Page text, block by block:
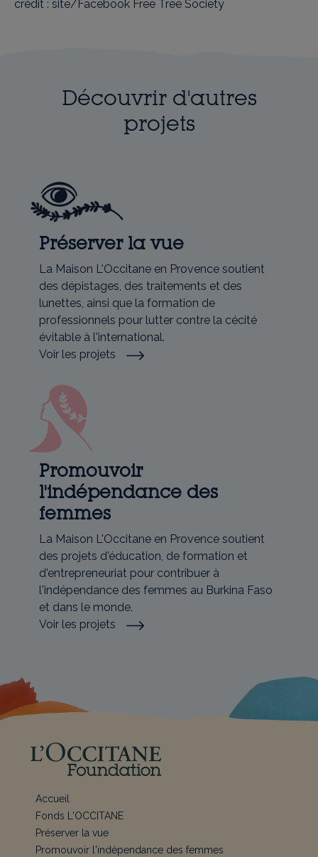
crédit : site/Facebook Free Tree Society
Découvrir d'autres
projets
Préserver la vue
La Maison L'Occitane en Provence soutient
des dépistages, des traitements et des
lunettes, ainsi que la formation de
professionnels pour lutter contre la cécité
évitable à l'international.
Voir les projets
Promouvoir
l'indépendance des
femmes
La Maison L'Occitane en Provence soutient
des projets d'éducation, de formation et
d'entrepreneuriat pour contribuer à
l'indépendance des femmes au Burkina Faso
et dans le monde.
Voir les projets
Accueil
Fonds L'OCCITANE
Préserver la vue
Promouvoir l'indépendance des femmes